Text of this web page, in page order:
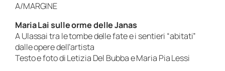
A/MARGINE
Maria Lai sulle orme delle Janas
A Ulassai tra le tombe delle fate e i sentieri “abitati”
dalle opere dell’artista
Testo e foto di Letizia Del Bubba e Maria Pia Lessi